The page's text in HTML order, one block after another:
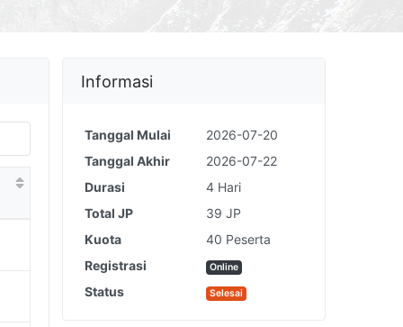
Informasi
Tanggal Mulai
2026-07-20
Tanggal Akhir
2026-07-22
Durasi
4 Hari
Total JP
39 JP
Kuota
40 Peserta
Registrasi
Online
Status Selesai